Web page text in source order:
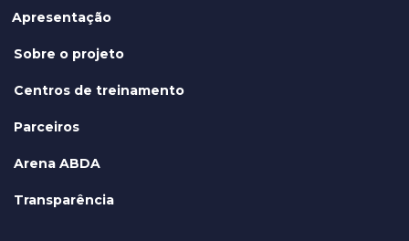
Apresentação
Sobre o projeto
Centros de treinamento
Parceiros
Arena ABDA
Transparência